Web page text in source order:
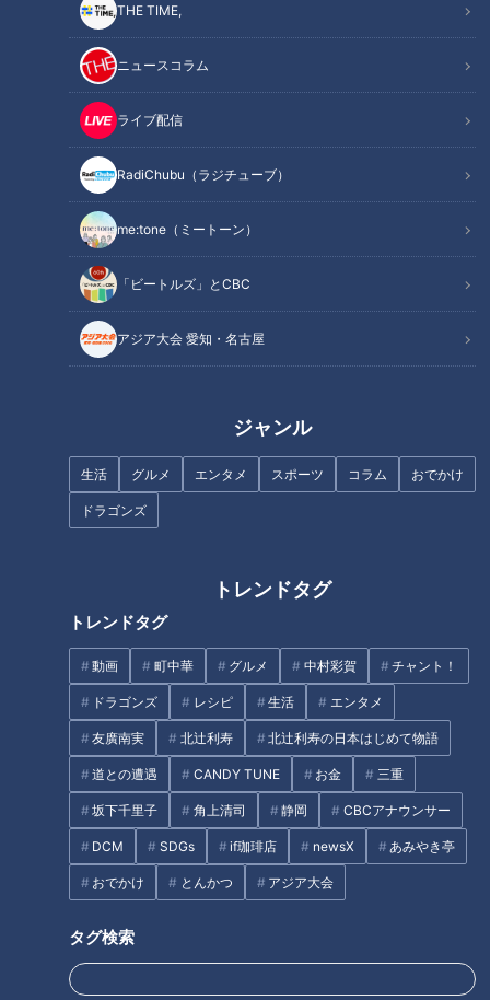
THE TIME,
ニュースコラム
ライブ配信
RadiChubu（ラジチューブ）
me:tone（ミートーン）
「ビートルズ」とCBC
アジア大会 愛知・名古屋
ジャンル
生活 グルメ エンタメ スポーツ コラム おでかけ
ドラゴンズ
トレンドタグ
トレンドタグ
動画 町中華 グルメ 中村彩賀 チャント！
ドラゴンズ レシピ 生活 エンタメ
友廣南実 北辻利寿 北辻利寿の日本はじめて物語
道との遭遇 CANDY TUNE お金 三重
坂下千里子 角上清司 静岡 CBCアナウンサー
DCM SDGs if珈琲店 newsX あみやき亭
おでかけ とんかつ アジア大会
タグ検索
中日の正捕手は誰だ？伊東コー
チが示す頭ひとつ抜け出すため
の判断基準
ドラゴンズ開幕への課題！「根
尾昂」というカードはいつ？ど
こで？
ドラゴンズ残り２３試合の戦い
は？立浪監督“腹のくくり方”に
中日ドラゴンズ夏の陣へ・・・
残念な12球団最下位から脱出
ドラゴンズ 野球 中京圏 なるほど ラジチューブ
オススメ関連コンテンツ
頭をぶつけると星が見える…マ
ンガで起こることは本当だった
お母さん、身体が心配だから賞
味期限は守って！
世界では普及、日本では縮小？
どうなるEVの未来
日本を二分する論争？ところて
んには黒蜜か、酢醤油か
車内、病院内…こんな時に地震
が来たらどうする？